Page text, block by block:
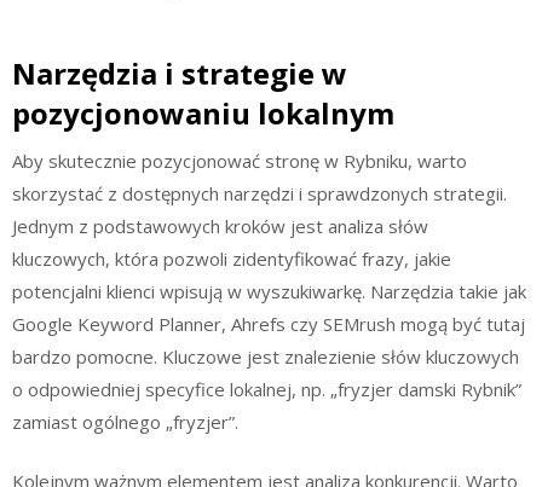
Narzędzia i strategie w
pozycjonowaniu lokalnym
Aby skutecznie pozycjonować stronę w Rybniku, warto
skorzystać z dostępnych narzędzi i sprawdzonych strategii.
Jednym z podstawowych kroków jest analiza słów
kluczowych, która pozwoli zidentyfikować frazy, jakie
potencjalni klienci wpisują w wyszukiwarkę. Narzędzia takie jak
Google Keyword Planner, Ahrefs czy SEMrush mogą być tutaj
bardzo pomocne. Kluczowe jest znalezienie słów kluczowych
o odpowiedniej specyfice lokalnej, np. „fryzjer damski Rybnik”
zamiast ogólnego „fryzjer”.
Kolejnym ważnym elementem jest analiza konkurencji. Warto